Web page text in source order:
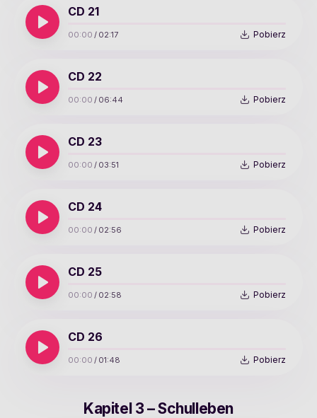
CD 21
00:00 / 02:17 Pobierz
CD 22
00:00 / 06:44 Pobierz
CD 23
00:00 / 03:51 Pobierz
CD 24
00:00 / 02:56 Pobierz
CD 25
00:00 / 02:58 Pobierz
CD 26
00:00 / 01:48 Pobierz
Kapitel 3 – Schulleben